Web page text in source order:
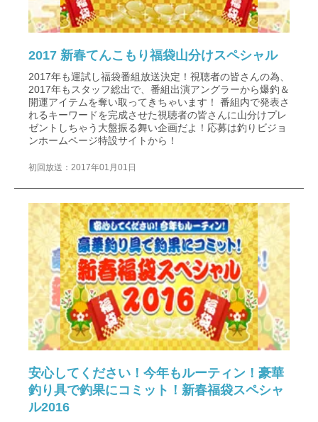
2017 新春てんこもり福袋山分けスペシャル
2017年も運試し福袋番組放送決定！視聴者の皆さんの為、
2017年もスタッフ総出で、番組出演アングラーから爆釣＆
開運アイテムを奪い取ってきちゃいます！ 番組内で発表さ
れるキーワードを完成させた視聴者の皆さんに山分けプレ
ゼントしちゃう大盤振る舞い企画だよ！応募は釣りビジョ
ンホームページ特設サイトから！
初回放送：2017年01月01日
安心してください！今年もルーティン！豪華
釣り具で釣果にコミット！新春福袋スペシャ
ル2016